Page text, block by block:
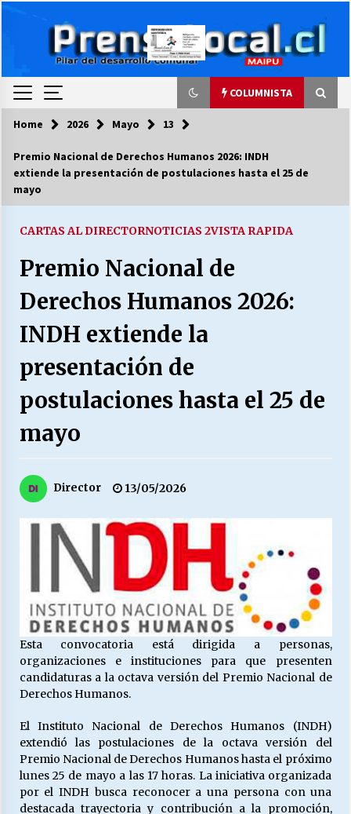
COLUMNISTA
COLUMNISTA
Ya se ordenaron las cuentas de luz… ¿Y
HISTORIA
“ORGULLOSOS DE SER DC” SALUDA EL
CUMPLEAÑOS 69
27/07/2026
MUNICIPALIDAD, TRABAJADORES, CLIMA
LABORAL:
25/06/2026
¿Qué habrían dicho?
23/06/2026
VOLVER A SER ALTERNATIVA
16/06/2026
MUNICIPALIDADES, HONORARIOS, DESPIDOS
28/05/2026
Releyendo la Rerum Novarum a 135 años. “La
cuestión social hoy”.
16/05/2026
Home 2026 Mayo 13
Premio Nacional de Derechos Humanos 2026: INDH
extiende la presentación de postulaciones hasta el 25 de
mayo
CARTAS AL DIRECTORNOTICIAS 2VISTA RAPIDA
Premio Nacional de
Derechos Humanos 2026:
INDH extiende la
presentación de
postulaciones hasta el 25 de
mayo
Director 13/05/2026
Esta convocatoria está dirigida a personas,
organizaciones e instituciones para que presenten
candidaturas a la octava versión del Premio Nacional de
Derechos Humanos.
El Instituto Nacional de Derechos Humanos (INDH)
extendió las postulaciones de la octava versión del
Premio Nacional de Derechos Humanos hasta el próximo
lunes 25 de mayo a las 17 horas. La iniciativa organizada
por el INDH busca reconocer a una persona con una
destacada trayectoria y contribución a la promoción,